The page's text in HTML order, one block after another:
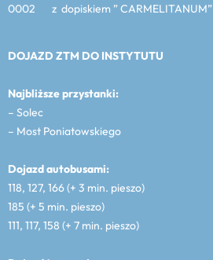
0002 z dopiskiem ” CARMELITANUM”
DOJAZD ZTM DO INSTYTUTU
Najbliższe przystanki:
– Solec
– Most Poniatowskiego
Dojazd autobusami:
118, 127, 166 (+ 3 min. pieszo)
185 (+ 5 min. pieszo)
111, 117, 158 (+ 7 min. pieszo)